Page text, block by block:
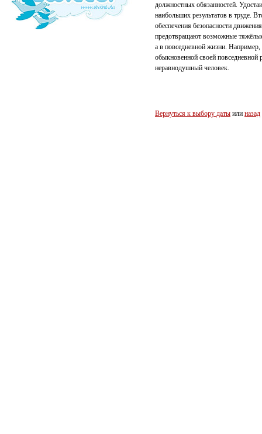
должностных обязанностей.
наибольших результатов в труде.
обеспечения безопасности
предотвращают возможные
а в повседневной жизни.
обыкновенной своей
неравнодушный человек.
Вернуться к выбору даты или назад